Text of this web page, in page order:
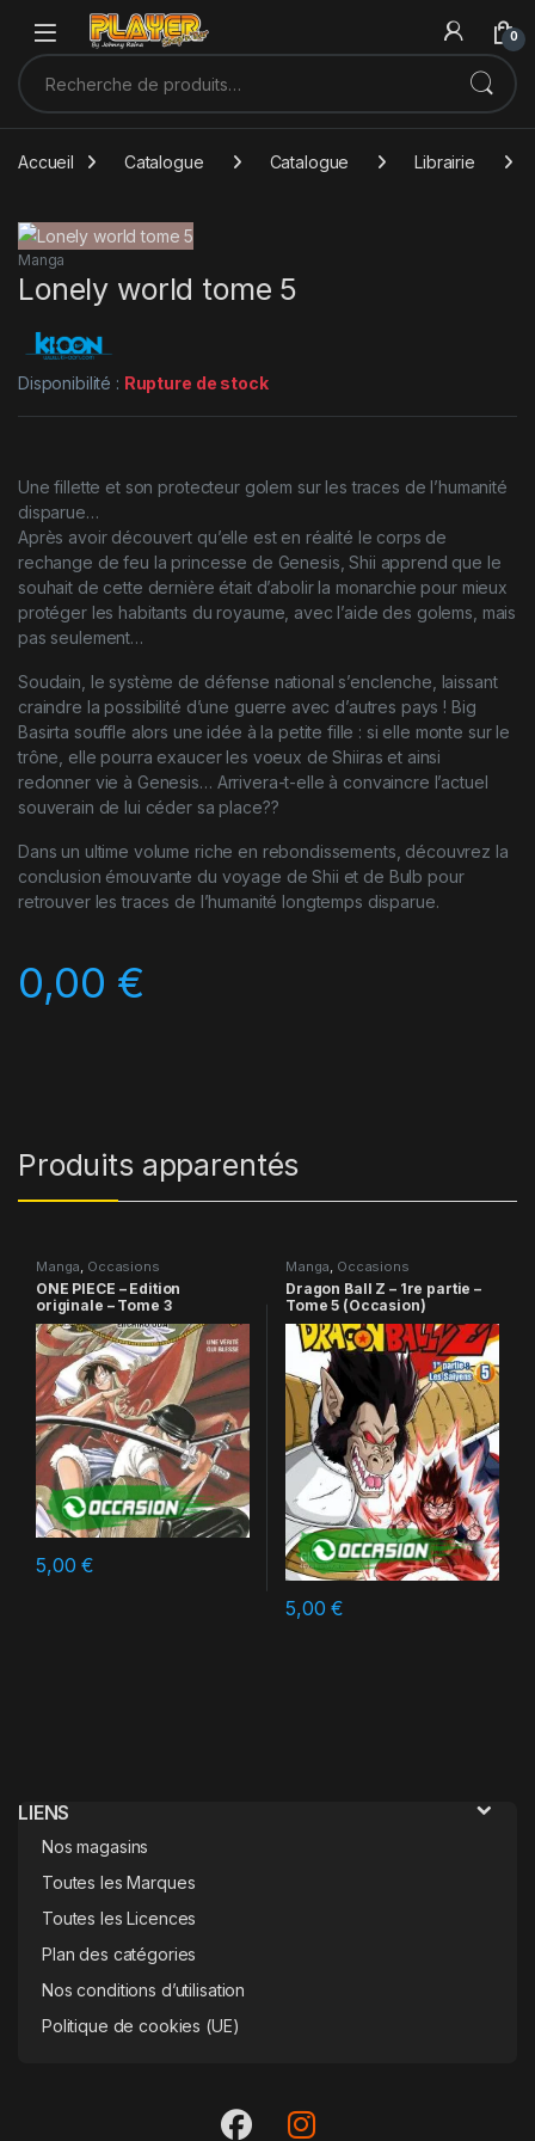
Sauter à la navigation
Skip to content
0
Recherche pour :
Accueil Catalogue Catalogue Librairie
Manga
Lonely world tome 5
Disponibilité : Rupture de stock
Une fillette et son protecteur golem sur les traces de l’humanité
disparue…
Après avoir découvert qu’elle est en réalité le corps de
rechange de feu la princesse de Genesis, Shii apprend que le
souhait de cette dernière était d’abolir la monarchie pour mieux
protéger les habitants du royaume, avec l’aide des golems, mais
pas seulement…
Soudain, le système de défense national s’enclenche, laissant
craindre la possibilité d’une guerre avec d’autres pays ! Big
Basirta souffle alors une idée à la petite fille : si elle monte sur le
trône, elle pourra exaucer les voeux de Shiiras et ainsi
redonner vie à Genesis… Arrivera-t-elle à convaincre l’actuel
souverain de lui céder sa place??
Dans un ultime volume riche en rebondissements, découvrez la
conclusion émouvante du voyage de Shii et de Bulb pour
retrouver les traces de l’humanité longtemps disparue.
0,00 €
Produits apparentés
Manga, Occasions
ONE PIECE – Edition
originale – Tome 3
5,00€
Manga, Occasions
Dragon Ball Z – 1re partie –
Tome 5 (Occasion)
5,00€
LIENS
Nos magasins
Toutes les Marques
Toutes les Licences
Plan des catégories
Nos conditions d’utilisation
Politique de cookies (UE)